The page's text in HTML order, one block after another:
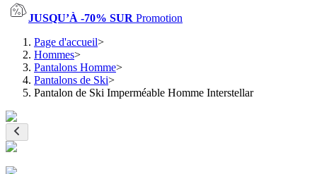
JUSQU’À -70% SUR Promotion
Page d'accueil>
Hommes>
Pantalons Homme>
Pantalons de Ski>
Pantalon de Ski Imperméable Homme Interstellar